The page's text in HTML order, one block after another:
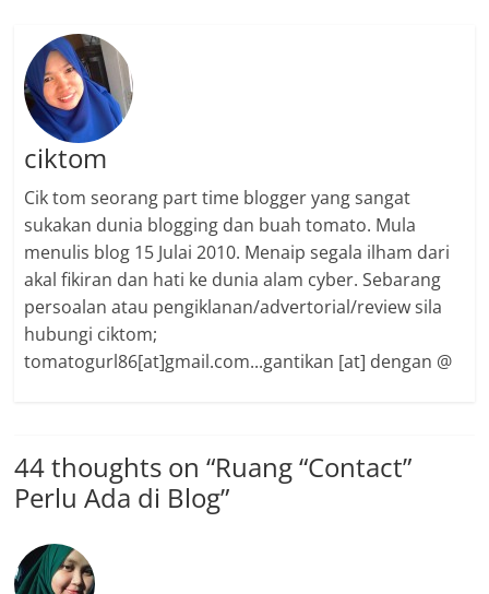
ciktom
Cik tom seorang part time blogger yang sangat
sukakan dunia blogging dan buah tomato. Mula
menulis blog 15 Julai 2010. Menaip segala ilham dari
akal fikiran dan hati ke dunia alam cyber. Sebarang
persoalan atau pengiklanan/advertorial/review sila
hubungi ciktom;
tomatogurl86[at]gmail.com...gantikan [at] dengan @
44 thoughts on “Ruang “Contact”
Perlu Ada di Blog”